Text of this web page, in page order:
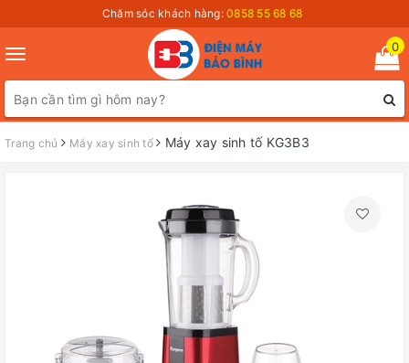
Chăm sóc khách hàng: 0858 55 68 68
Toggle
navigation
0
Trang chủ Máy xay sinh tố Máy xay sinh tố KG3B3